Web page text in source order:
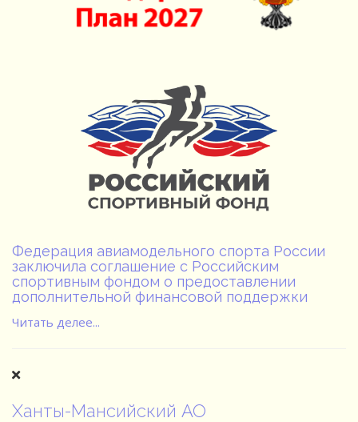
Федерация авиамодельного спорта России
заключила соглашение с Российским
спортивным фондом о предоставлении
дополнительной финансовой поддержки
Читать делее...
Ханты-Мансийский АО